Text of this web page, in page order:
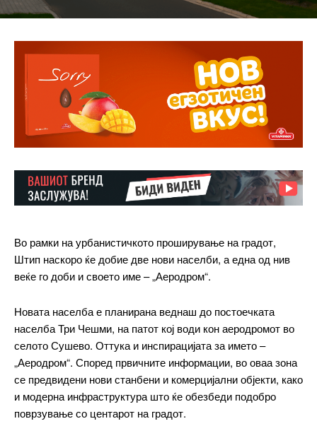
━ pricing plans
Во рамки на урбанистичкото проширување на градот,
Штип наскоро ќе добие две нови населби, а една од нив
веќе го доби и своето име – „Аеродром“.
Новата населба е планирана веднаш до постоечката
населба Три Чешми, на патот кој води кон аеродромот во
селото Сушево. Оттука и инспирацијата за името –
„Аеродром“. Според првичните информации, во оваа зона
се предвидени нови станбени и комерцијални објекти, како
и модерна инфраструктура што ќе обезбеди подобро
поврзување со центарот на градот.